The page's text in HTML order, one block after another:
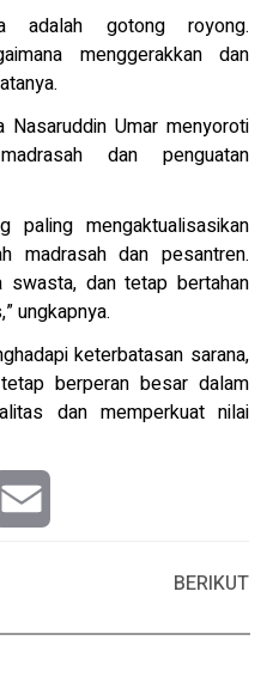
adalah gotong royong.
menggerakkan dan
Umar menyoroti
dan penguatan
paling mengaktualisasikan
madrasah dan pesantren.
dan tetap bertahan
ungkapnya.
keterbatasan sarana,
berperan besar dalam
dan memperkuat nilai
BERIKUT